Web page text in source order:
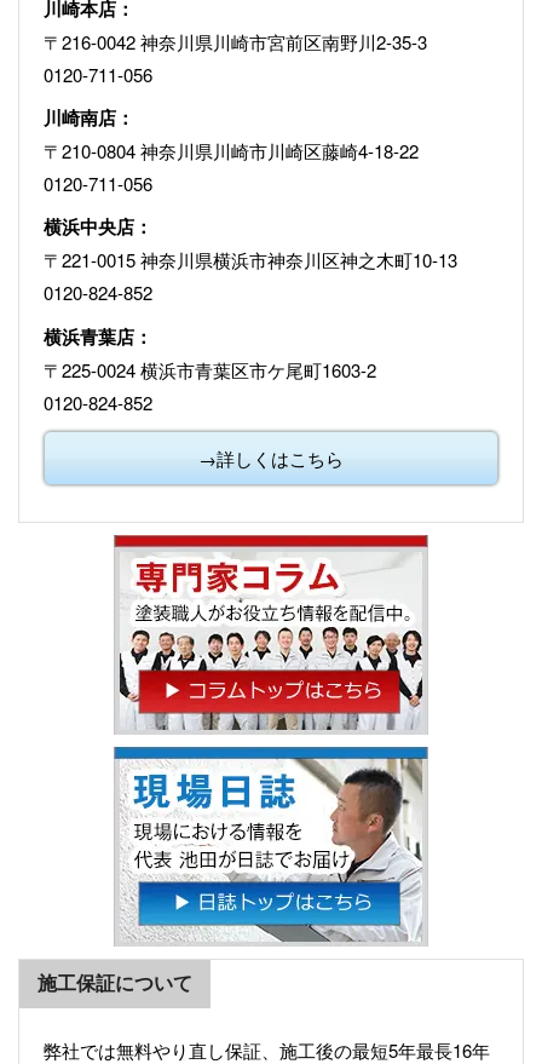
川崎本店：
〒216-0042 神奈川県川崎市宮前区南野川2-35-3
0120-711-056
川崎南店：
〒210-0804 神奈川県川崎市川崎区藤崎4-18-22
0120-711-056
横浜中央店：
〒221-0015 神奈川県横浜市神奈川区神之木町10-13
0120-824-852
横浜青葉店：
〒225-0024 横浜市青葉区市ケ尾町1603-2
0120-824-852
→詳しくはこちら
施工保証について
弊社では無料やり直し保証、施工後の最短5年最長16年